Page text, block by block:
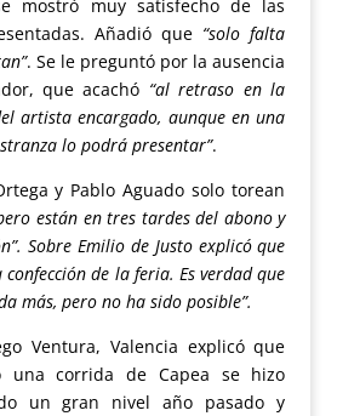
mostró muy satisfecho de las
Añadió que “solo falta
. Se le preguntó por la ausencia
que acachó “al retraso en la
artista encargado, aunque en una
lo podrá presentar”.
y Pablo Aguado solo torean
están en tres tardes del abono y
Sobre Emilio de Justo explicó que
de la feria. Es verdad que
más, pero no ha sido posible”.
Ventura, Valencia explicó que
una corrida de Capea se hizo
un gran nivel año pasado y